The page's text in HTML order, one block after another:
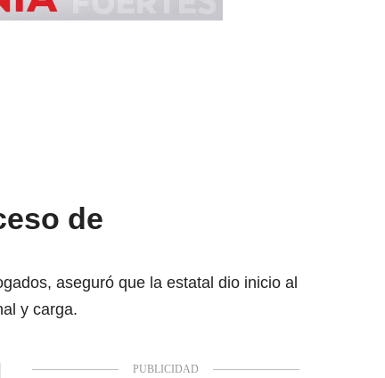
de
aseguró que la estatal dio inicio al
y carga.